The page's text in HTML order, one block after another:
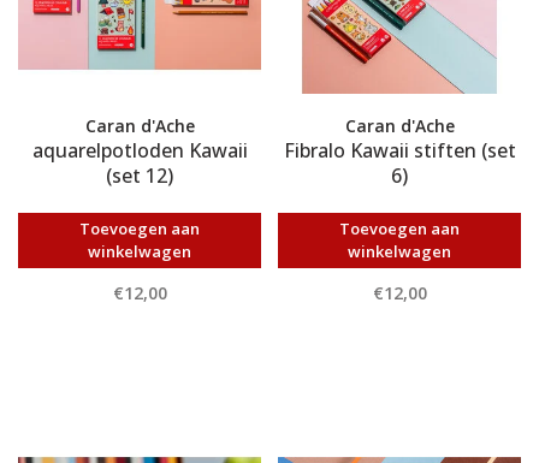
Caran d'Ache
aquarelpotloden Kawaii
(set 12)
Toevoegen aan
winkelwagen
€12,00
Caran d'Ache
Fibralo Kawaii stiften (set
6)
Toevoegen aan
winkelwagen
€12,00